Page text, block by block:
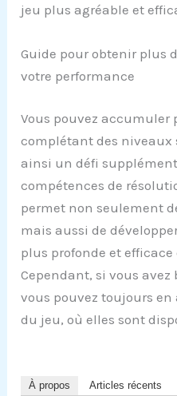
jeu plus agréable et
Guide pour obtenir plus
votre performance
Vous pouvez accumuler
complétant des niveaux
ainsi un défi
compétences de
permet non seulement
mais aussi de
plus profonde et
Cependant, si vous avez
vous pouvez toujours
du jeu, où elles sont
À propos Articles récents